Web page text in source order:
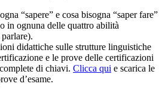
“sapere” e cosa bisogna “saper fare”
in ognuna delle quattro abilità
didattiche sulle strutture linguistiche
e le prove delle certificazioni
di chiavi.Clicca qui e scarica le
d’esame.